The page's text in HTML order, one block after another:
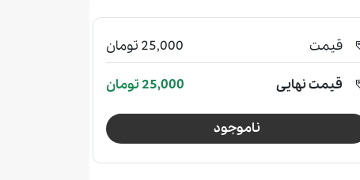
قیمت 25,000 تومان
قیمت نهایی 25,000 تومان
ناموجود